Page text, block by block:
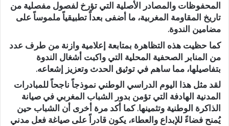
المحفوظات والمصادر الأصلية التي تؤرخ لفصول مفصلية من
تاريخ المقاومة المغربية، ما أضفى بعداً تطبيقياً ملموساً على
مضامين الندوة.
كما حظيت هذه التظاهرة بمتابعة إعلامية وازنة من طرف عدد
من المنابر الصحفية المحلية التي واكبت أشغال الندوة
بتفاصيلها، مما ساهم في توثيق الحدث وتعزيز إشعاعه.
لقد مثل هذا اليوم الدراسي الوطني نموذجاً ناجحاً للمبادرات
المدنية الهادفة التي تؤمن بدور الشباب المغربي في صيانة
الذاكرة الوطنية وتثمينها. كما أكد مرة أخرى أن الشباب حين
يُمنح فضاءً للإبداع والعطاء، يكون قادراً على صياغة فعل مدني